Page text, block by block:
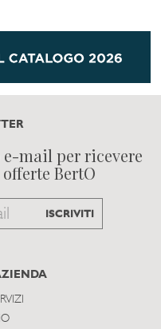
mail per ricevere
BertO
ISCRIVITI